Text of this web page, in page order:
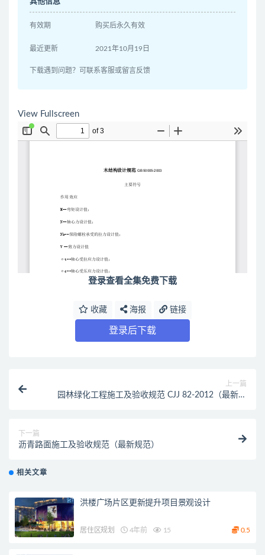
有效期 购买后永久有效
最近更新 2021年10月19日
下载遇到问题？可联系客服或留言反馈
View Fullscreen
登录查看全集免费下载
收藏 海报 链接
登录后下载
上一篇
园林绿化工程施工及验收规范 CJJ 82-2012（最新规
下一篇
沥青路面施工及验收规范（最新规范）
相关文章
洪楼广场片区更新提升项目景观设计
居住区规划 4年前 15 0.5